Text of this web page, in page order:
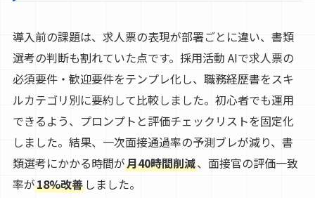
導入前の課題は、求人票の表現が部署ごとに違い、書類
選考の判断も割れていた点です。採用活動 AIで求人票の
必須要件・歓迎要件をテンプレ化し、職務経歴書をスキ
ルカテゴリ別に要約して比較しました。初心者でも運用
できるよう、プロンプトと評価チェックリストを固定化
しました。結果、一次面接通過率の予測ブレが減り、書
類選考にかかる時間が月40時間削減、面接官の評価一致
率が18%改善しました。